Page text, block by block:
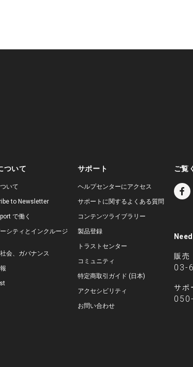
ついて
いて
to Newsletter
で働く
シティとインクルージ
会、ガバナンス
サポート
ヘルプセンターにアクセス
サポートに関するよくある質問
コンテンツライブラリー
製品登録
トラストセンター
コミュニティ
特定商取引ガイド (日本)
アクセシビリティ
お問い合わせ
ご覧
販売
03-
サポ